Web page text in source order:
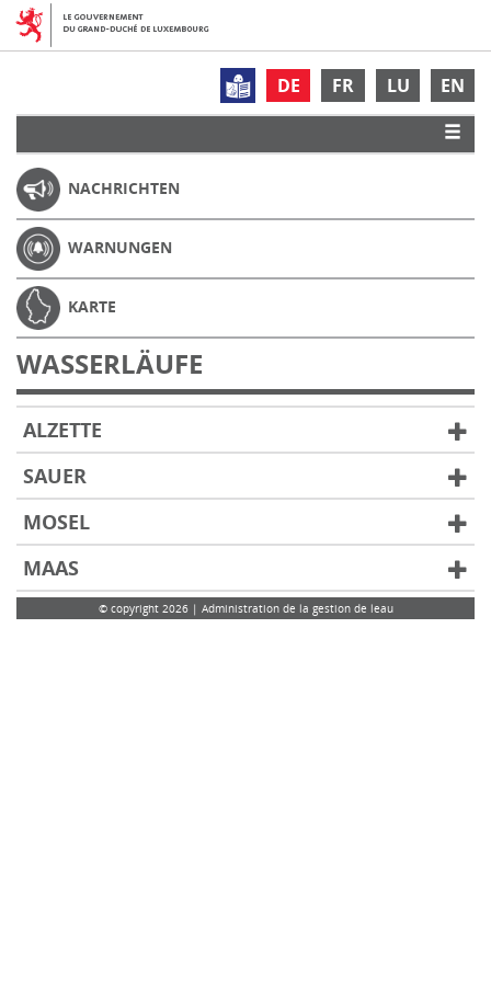
DE FR LU EN
NACHRICHTEN
WARNUNGEN
KARTE
WASSERLÄUFE
ALZETTE
SAUER
MOSEL
MAAS
© copyright 2026 | Administration de la gestion de leau